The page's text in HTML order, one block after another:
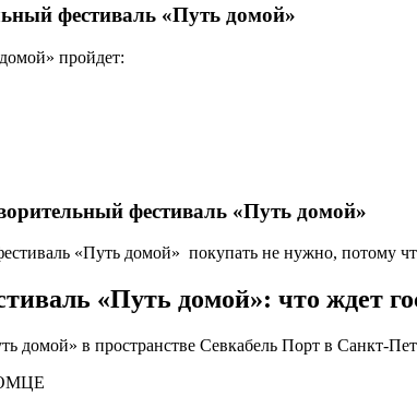
фестиваль «Путь домой»
пройдет:
фестиваль «Путь домой»
«Путь домой» покупать не нужно, потому
«Путь домой»: что ждет
домой» в пространстве Севкабель Порт в Санкт-